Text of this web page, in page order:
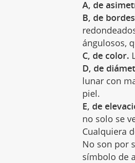
A, de
B, de
ángulosos,
C, de color.
D, de
lunar con
piel.
E, de
no solo se
Cualquiera
No son por
símbolo de